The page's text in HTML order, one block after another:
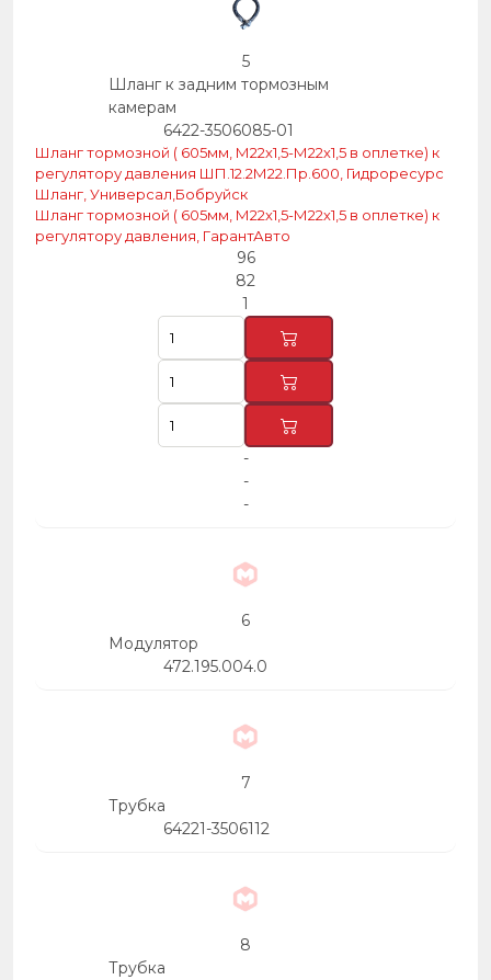
5
Шланг к задним тормозным
камерам
6422-3506085-01
Шланг тормозной ( 605мм, М22х1,5-М22х1,5 в оплетке) к
регулятору давления ШП.12.2М22.Пр.600, Гидроресурс
Шланг, Универсал,Бобруйск
Шланг тормозной ( 605мм, М22х1,5-М22х1,5 в оплетке) к
регулятору давления, ГарантАвто
96
82
1
-
-
-
6
Модулятор
472.195.004.0
7
Трубка
64221-3506112
8
Трубка